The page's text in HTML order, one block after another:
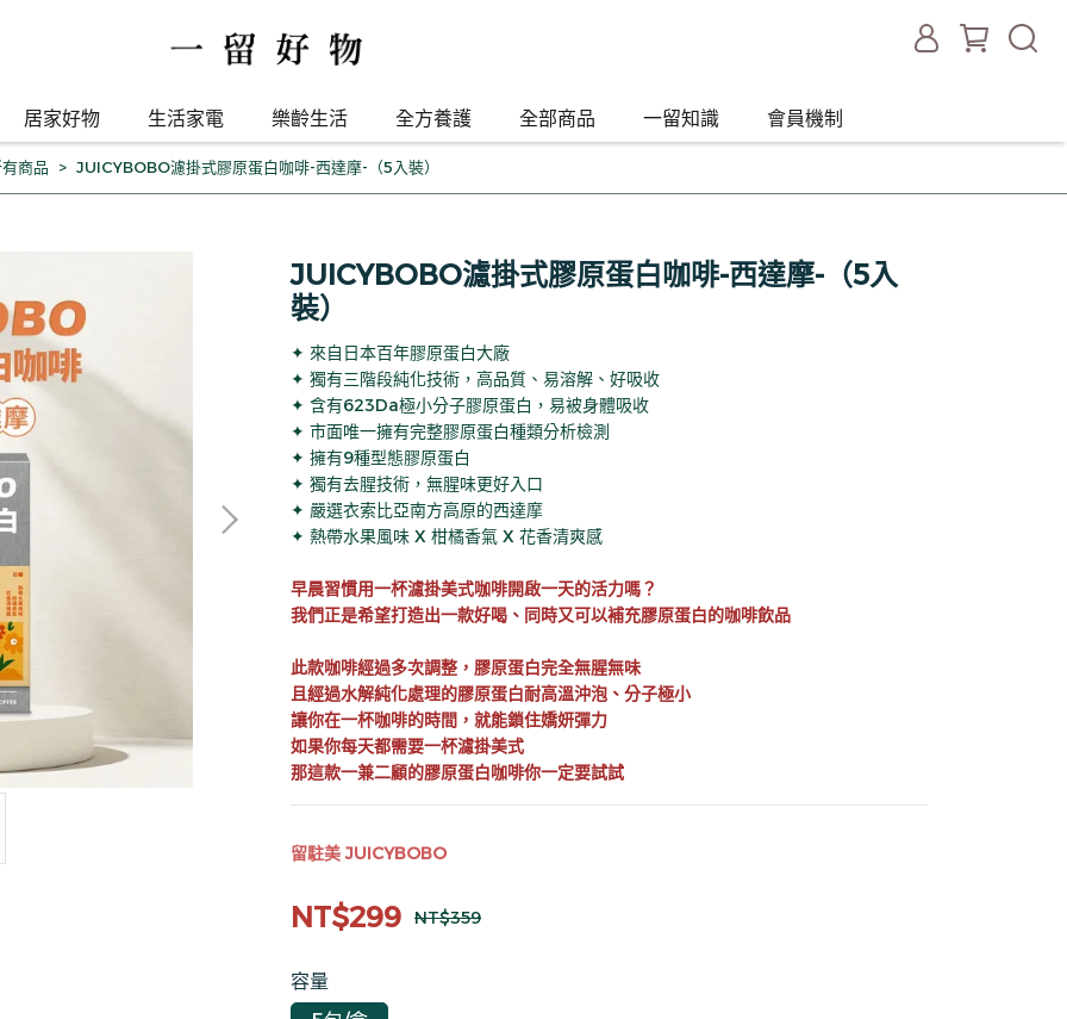
居家好物 生活家電 樂齡生活 全方養護 全部商品 一留知識 會員機制
商品 JUICYBOBO濾掛式膠原蛋白咖啡-西達摩-（5入裝）
JUICYBOBO濾掛式膠原蛋白咖啡-西達摩-（5入
裝）
✦ 來自日本百年膠原蛋白大廠
✦ 獨有三階段純化技術，高品質、易溶解、好吸收
✦ 含有623Da極小分子膠原蛋白，易被身體吸收
✦ 市面唯一擁有完整膠原蛋白種類分析檢測
✦ 擁有9種型態膠原蛋白
✦ 獨有去腥技術，無腥味更好入口
✦ 嚴選衣索比亞南方高原的西達摩
✦ 熱帶水果風味 X 柑橘香氣 X 花香清爽感
早晨習慣用一杯濾掛美式咖啡開啟一天的活力嗎？
我們正是希望打造出一款好喝、同時又可以補充膠原蛋白的咖啡飲品
此款咖啡經過多次調整，膠原蛋白完全無腥無味
且經過水解純化處理的膠原蛋白耐高溫沖泡、分子極小
讓你在一杯咖啡的時間，就能鎖住嬌妍彈力
如果你每天都需要一杯濾掛美式
那這款一兼二顧的膠原蛋白咖啡你一定要試試
留駐美 JUICYBOBO
NT$299 NT$359
容量